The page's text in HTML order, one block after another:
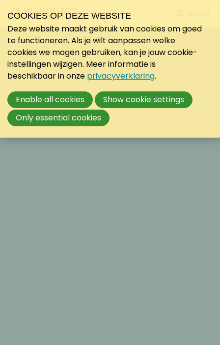
to
COOKIES OP DEZE WEBSITE
Deze website maakt gebruik van cookies om goed
te functioneren. Als je wilt aanpassen welke
cookies we mogen gebruiken, kan je jouw cookie-
instellingen wijzigen. Meer informatie is
beschikbaar in onze privacyverklaring.
Enable all cookies
Show cookie settings
Only essential cookies